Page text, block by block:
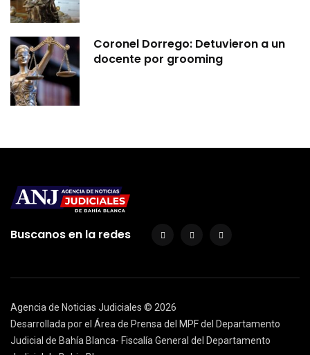
Coronel Dorrego: Detuvieron a un
docente por grooming
Buscanos en la redes
Agencia de Noticias Judiciales © 2026
Desarrollada por el Área de Prensa del MPF del Departamento
Judicial de Bahía Blanca- Fiscalía General del Departamento